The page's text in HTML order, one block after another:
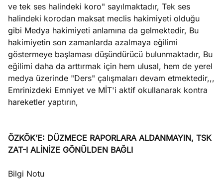
ve tek ses halindeki koro" sayılmaktadır, Tek ses
halindeki korodan maksat meclis hakimiyeti olduğu
gibi Medya hakimiyeti anlamına da gelmektedir, Bu
hakimiyetin son zamanlarda azalmaya eğilimi
göstermeye başlaması düşündürücü bulunmaktadır, Bu
eğilimi daha da arttırmak için hem ulusal, hem de yerel
medya üzerinde "Ders" çalışmaları devam etmektedir,,,
Emrinizdeki Emniyet ve MİT'i aktif okullanarak kontra
hareketler yaptırın,
ÖZKÖK’E: DÜZMECE RAPORLARA ALDANMAYIN, TSK
ZAT-I ALİNİZE GÖNÜLDEN BAĞLI
Bilgi Notu